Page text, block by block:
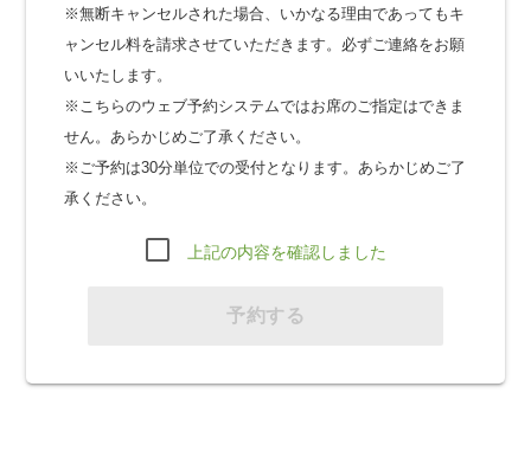
※無断キャンセルされた場合、いかなる理由であってもキ
ャンセル料を請求させていただきます。必ずご連絡をお願
いいたします。
※こちらのウェブ予約システムではお席のご指定はできま
せん。あらかじめご了承ください。
※ご予約は30分単位での受付となります。あらかじめご了
承ください。
上記の内容を確認しました
予約する